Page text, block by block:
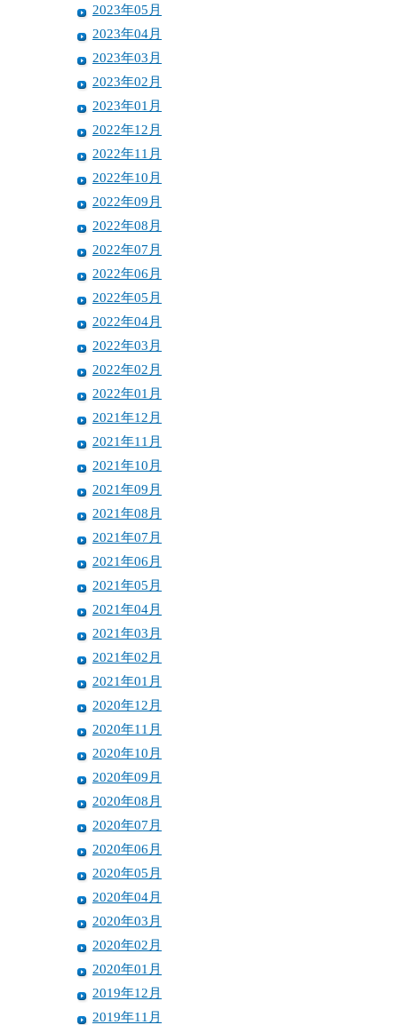
2023年05月
2023年04月
2023年03月
2023年02月
2023年01月
2022年12月
2022年11月
2022年10月
2022年09月
2022年08月
2022年07月
2022年06月
2022年05月
2022年04月
2022年03月
2022年02月
2022年01月
2021年12月
2021年11月
2021年10月
2021年09月
2021年08月
2021年07月
2021年06月
2021年05月
2021年04月
2021年03月
2021年02月
2021年01月
2020年12月
2020年11月
2020年10月
2020年09月
2020年08月
2020年07月
2020年06月
2020年05月
2020年04月
2020年03月
2020年02月
2020年01月
2019年12月
2019年11月